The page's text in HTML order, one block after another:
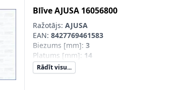
BlīveAJUSA 16056800
Ražotājs: AJUSA
EAN: 8427769461583
Biezums [mm]: 3
Platums [mm]: 14
Rādīt visu...